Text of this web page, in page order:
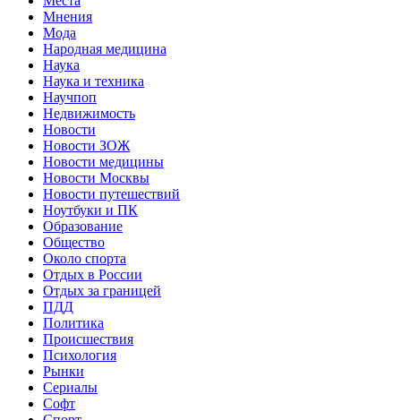
Мнения
Мода
Народная медицина
Наука
Наука и техника
Научпоп
Недвижимость
Новости
Новости ЗОЖ
Новости медицины
Новости Москвы
Новости путешествий
Ноутбуки и ПК
Образование
Общество
Около спорта
Отдых в России
Отдых за границей
ПДД
Политика
Происшествия
Психология
Рынки
Сериалы
Софт